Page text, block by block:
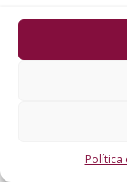
Política